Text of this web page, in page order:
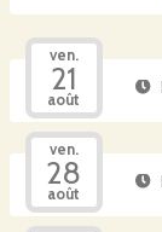
ven.
21
août
ven.
28
août